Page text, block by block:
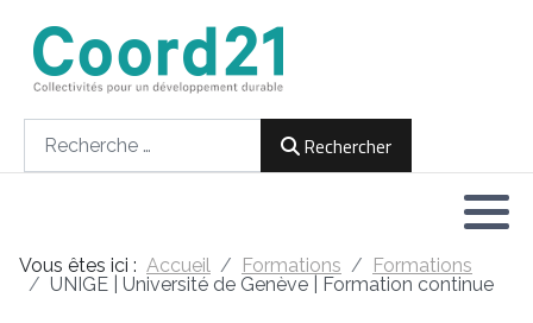
Rechercher
Vous êtes ici : Accueil Formations
Formations
UNIGE | Université de Genève | Formation continue
Développement durable et Agenda 21
Implémentation locale de l'Agenda
2021
2022
2024
Lettres d'informations
Rencontres thématiques
Documents